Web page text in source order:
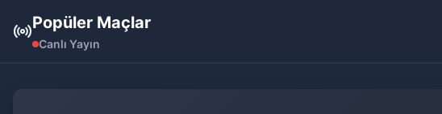
Popüler Maçlar
Canlı Yayın